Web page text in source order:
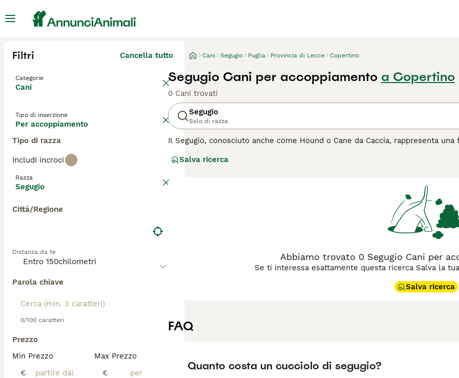
Filtri Cancella tutto
Categorie
Cani
Tipo di inserzione
Per accoppiamento
Tipo di razza
Includi incroci
Razza
Segugio
Città/Regione
Distanza da te
Parola chiave
0/100 caratteri
Prezzo
Min Prezzo
€
Max Prezzo
€
Cani Segugio Puglia Provincia di Lecce Copertino
Segugio Cani per accoppiamento a Copertino
0 Cani trovati
Segugio
Solo di razza
Il Segugio, conosciuto anche come Hound o Cane da Caccia, rappresenta
Italiano, il Beagle o il Bloodhound, sono uniti dalla passione per la caccia e
per mantenere un comportamento equilibrato. Ideali per chi ama le lunghe
tranquilli compagni domestici, purché possano soddisfare il loro bisogno di
Segugio come compagno, leggi la guida all'acquistoper
Salva ricerca
Abbiamo trovato 0 Segugio Cani per
Se ti interessa esattamente questa ricerca Salva la
Salva ricerca
FAQ
Quanto costa un cucciolo di segugio?